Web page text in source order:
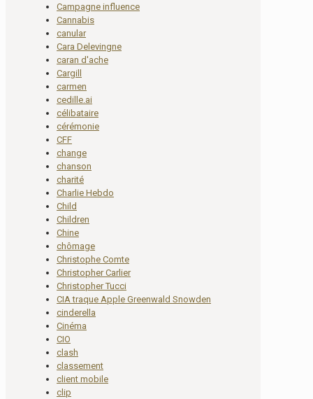
Campagne influence
Cannabis
canular
Cara Delevingne
caran d'ache
Cargill
carmen
cedille.ai
célibataire
cérémonie
CFF
change
chanson
charité
Charlie Hebdo
Child
Children
Chine
chômage
Christophe Comte
Christopher Carlier
Christopher Tucci
CIA traque Apple Greenwald Snowden
cinderella
Cinéma
CIO
clash
classement
client mobile
clip